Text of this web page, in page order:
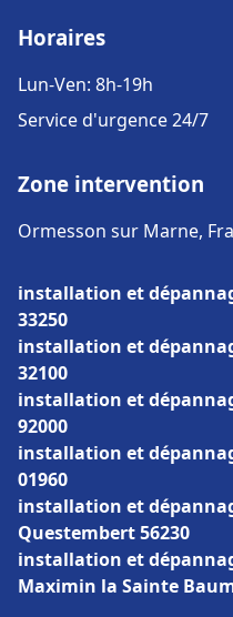
Horaires
Lun-Ven: 8h-19h
Service d'urgence 24/7
Zone intervention
Ormesson sur Marne,
installation et
33250
installation et
32100
installation et
92000
installation et
01960
installation et
Questembert 56230
installation et
Maximin la Sainte